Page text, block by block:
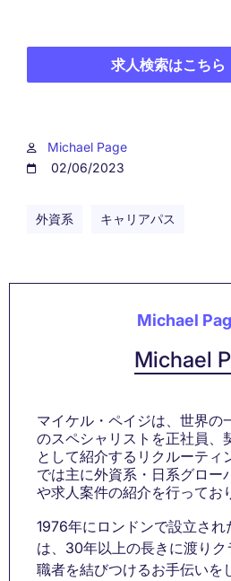
求人検索はこちら
Michael Page
02/06/2023
外資系 キャリアパス
Michael
Michael
マイケル・ペイジは、世界の
のスペシャリストを正社員、
として紹介するリクルーティ
では主に外資系・日系グロー
や求人案件の紹介を行ってお
1976年にロンドンで設立さ
は、30年以上の長きに渡り
職者を結びつけるお手伝いを